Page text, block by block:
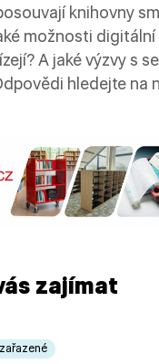
knihovny
možnosti
A jaké výzvy s
hledejte na
zajímat